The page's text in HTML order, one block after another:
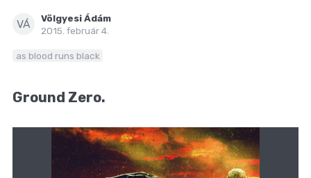
PREMIEREK
VÁ
Völgyesi Ádám
2015. február 4.
as blood runs black
Ground Zero.